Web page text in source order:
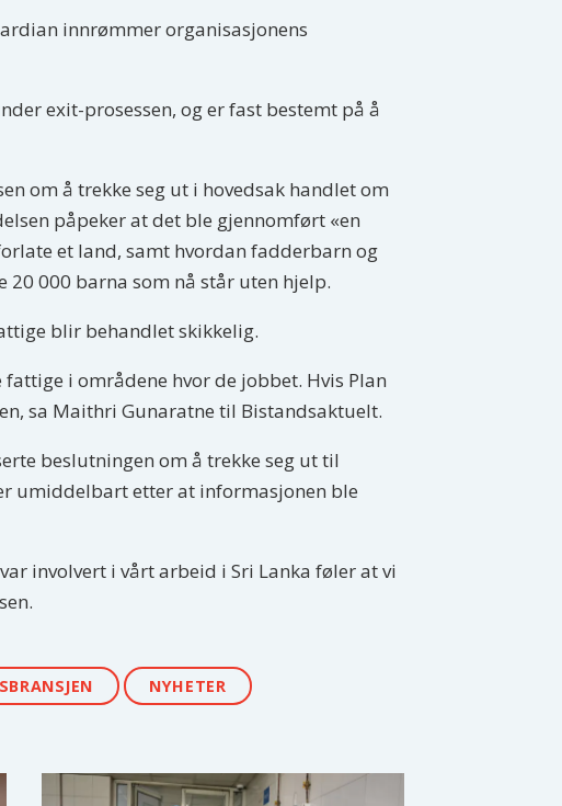
innrømmer organisasjonens
exit-prosessen, og er fast bestemt på å
om å trekke seg ut i hovedsak handlet om
påpeker at det ble gjennomført «en
et land, samt hvordan fadderbarn og
000 barna som nå står uten hjelp.
blir behandlet skikkelig.
i områdene hvor de jobbet. Hvis Plan
sa Maithri Gunaratne til Bistandsaktuelt.
beslutningen om å trekke seg ut til
umiddelbart etter at informasjonen ble
involvert i vårt arbeid i Sri Lanka føler at vi
NYHETER